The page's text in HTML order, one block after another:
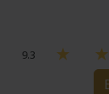
9.3